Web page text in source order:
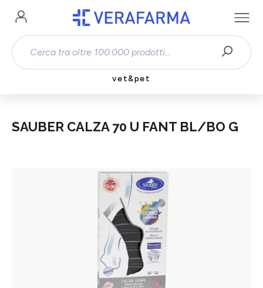
Passa al contenuto principale
vet&pet
SAUBER CALZA 70 U FANT BL/BO G
Salta la galleria di immagini